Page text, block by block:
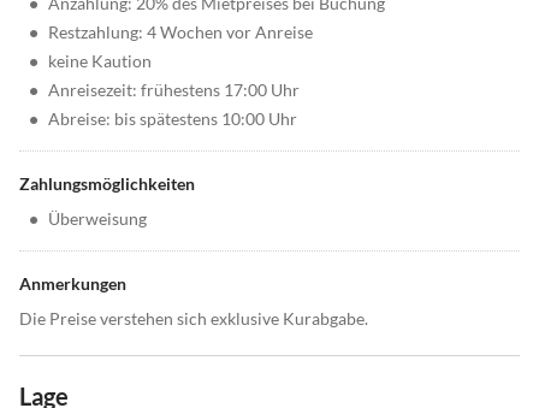
• Restzahlung: 4 Wochen vor Anreise
• keine Kaution
• Anreisezeit: frühestens 17:00 Uhr
• Abreise: bis spätestens 10:00 Uhr
Zahlungsmöglichkeiten
• Überweisung
Anmerkungen
Die Preise verstehen sich exklusive Kurabgabe.
Lage